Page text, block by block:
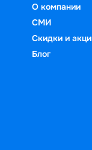
О компании
СМИ
Скидки и
Блог